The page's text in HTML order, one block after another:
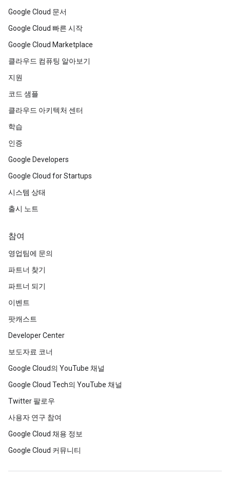
Google Cloud 문서
Google Cloud 빠른 시작
Google Cloud Marketplace
클라우드 컴퓨팅 알아보기
지원
코드 샘플
클라우드 아키텍처 센터
학습
인증
Google Developers
Google Cloud for Startups
시스템 상태
출시 노트
참여
영업팀에 문의
파트너 찾기
파트너 되기
이벤트
팟캐스트
Developer Center
보도자료 코너
Google Cloud의 YouTube 채널
Google Cloud Tech의 YouTube 채널
Twitter 팔로우
사용자 연구 참여
Google Cloud 채용 정보
Google Cloud 커뮤니티